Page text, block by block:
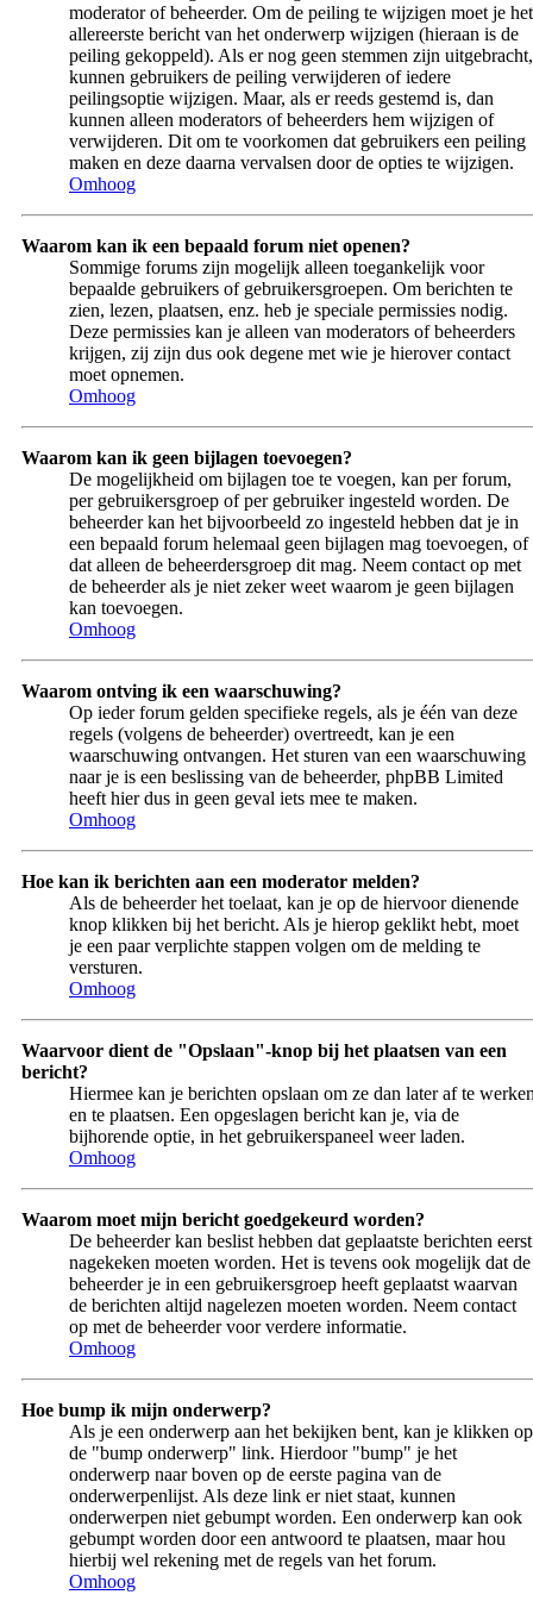
moderator of beheerder. Om de peiling te wijzigen moet je het
allereerste bericht van het onderwerp wijzigen (hieraan is de
peiling gekoppeld). Als er nog geen stemmen zijn uitgebracht,
kunnen gebruikers de peiling verwijderen of iedere
peilingsoptie wijzigen. Maar, als er reeds gestemd is, dan
kunnen alleen moderators of beheerders hem wijzigen of
verwijderen. Dit om te voorkomen dat gebruikers een peiling
maken en deze daarna vervalsen door de opties te wijzigen.
Omhoog
Waarom kan ik een bepaald forum niet openen?
Sommige forums zijn mogelijk alleen toegankelijk voor
bepaalde gebruikers of gebruikersgroepen. Om berichten te
zien, lezen, plaatsen, enz. heb je speciale permissies nodig.
Deze permissies kan je alleen van moderators of beheerders
krijgen, zij zijn dus ook degene met wie je hierover contact
moet opnemen.
Omhoog
Waarom kan ik geen bijlagen toevoegen?
De mogelijkheid om bijlagen toe te voegen, kan per forum,
per gebruikersgroep of per gebruiker ingesteld worden. De
beheerder kan het bijvoorbeeld zo ingesteld hebben dat je in
een bepaald forum helemaal geen bijlagen mag toevoegen, of
dat alleen de beheerdersgroep dit mag. Neem contact op met
de beheerder als je niet zeker weet waarom je geen bijlagen
kan toevoegen.
Omhoog
Waarom ontving ik een waarschuwing?
Op ieder forum gelden specifieke regels, als je één van deze
regels (volgens de beheerder) overtreedt, kan je een
waarschuwing ontvangen. Het sturen van een waarschuwing
naar je is een beslissing van de beheerder, phpBB Limited
heeft hier dus in geen geval iets mee te maken.
Omhoog
Hoe kan ik berichten aan een moderator melden?
Als de beheerder het toelaat, kan je op de hiervoor dienende
knop klikken bij het bericht. Als je hierop geklikt hebt, moet
je een paar verplichte stappen volgen om de melding te
versturen.
Omhoog
Waarvoor dient de "Opslaan"-knop bij het plaatsen van een
bericht?
Hiermee kan je berichten opslaan om ze dan later af te
en te plaatsen. Een opgeslagen bericht kan je, via de
bijhorende optie, in het gebruikerspaneel weer laden.
Omhoog
Waarom moet mijn bericht goedgekeurd worden?
De beheerder kan beslist hebben dat geplaatste berichten eerst
nagekeken moeten worden. Het is tevens ook mogelijk dat de
beheerder je in een gebruikersgroep heeft geplaatst waarvan
de berichten altijd nagelezen moeten worden. Neem contact
op met de beheerder voor verdere informatie.
Omhoog
Hoe bump ik mijn onderwerp?
Als je een onderwerp aan het bekijken bent, kan je klikken op
de "bump onderwerp" link. Hierdoor "bump" je het
onderwerp naar boven op de eerste pagina van de
onderwerpenlijst. Als deze link er niet staat, kunnen
onderwerpen niet gebumpt worden. Een onderwerp kan ook
gebumpt worden door een antwoord te plaatsen, maar hou
hierbij wel rekening met de regels van het forum.
Omhoog